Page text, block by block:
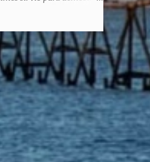
solo por el honor y no
el cargo- pero tenían
económicos".
"Los ...
de un actor de
de la historia de
que llegaron a la
la América. La
el propio protagonista y
sazón director de la
la vida del Galego, que
trabajando fue quemando
a puro pulmón. Pero
en su España natal,
civil que sufrió la